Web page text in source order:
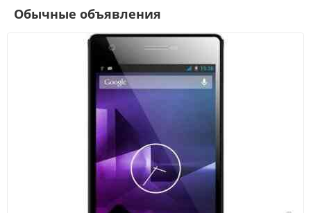
Обычные объявления